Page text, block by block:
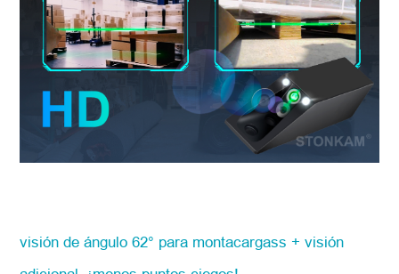
visión de ángulo 62° para montacargass + visión